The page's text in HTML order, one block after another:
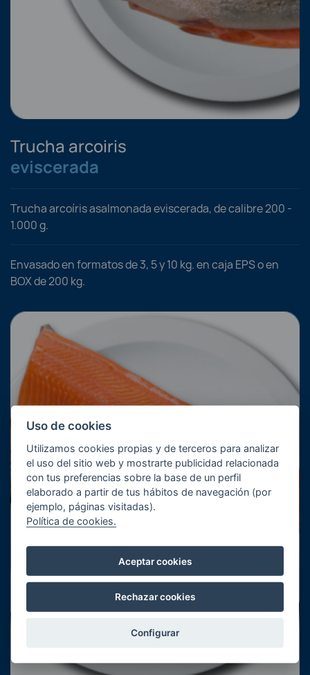
Trucha arcoiris
eviscerada
Trucha arcoíris asalmonada eviscerada, de calibre 200 -
1.000 g.
Envasado en formatos de 3, 5 y 10 kg. en caja EPS o en
BOX de 200 kg.
Uso de cookies
Utilizamos cookies propias y de terceros para analizar
el uso del sitio web y mostrarte publicidad relacionada
con tus preferencias sobre la base de un perfil
elaborado a partir de tus hábitos de navegación (por
ejemplo, páginas visitadas).
Política de cookies.
Aceptar cookies
Rechazar cookies
Configurar